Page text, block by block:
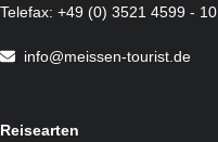
Telefax: +49 (0) 3521 4599 - 10
info@meissen-tourist.de
Reisearten